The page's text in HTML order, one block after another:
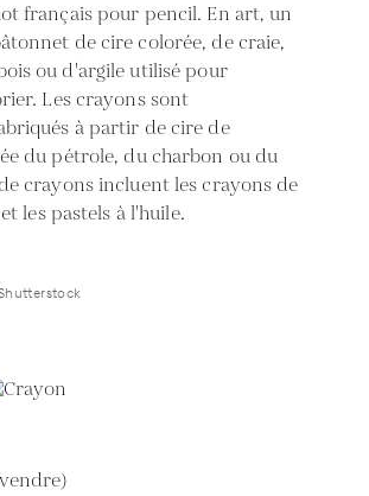
français pour pencil. En art, un
de cire colorée, de craie,
ou d'argile utilisé pour
Les crayons sont
à partir de cire de
du pétrole, du charbon ou du
crayons incluent les crayons de
les pastels à l'huile.